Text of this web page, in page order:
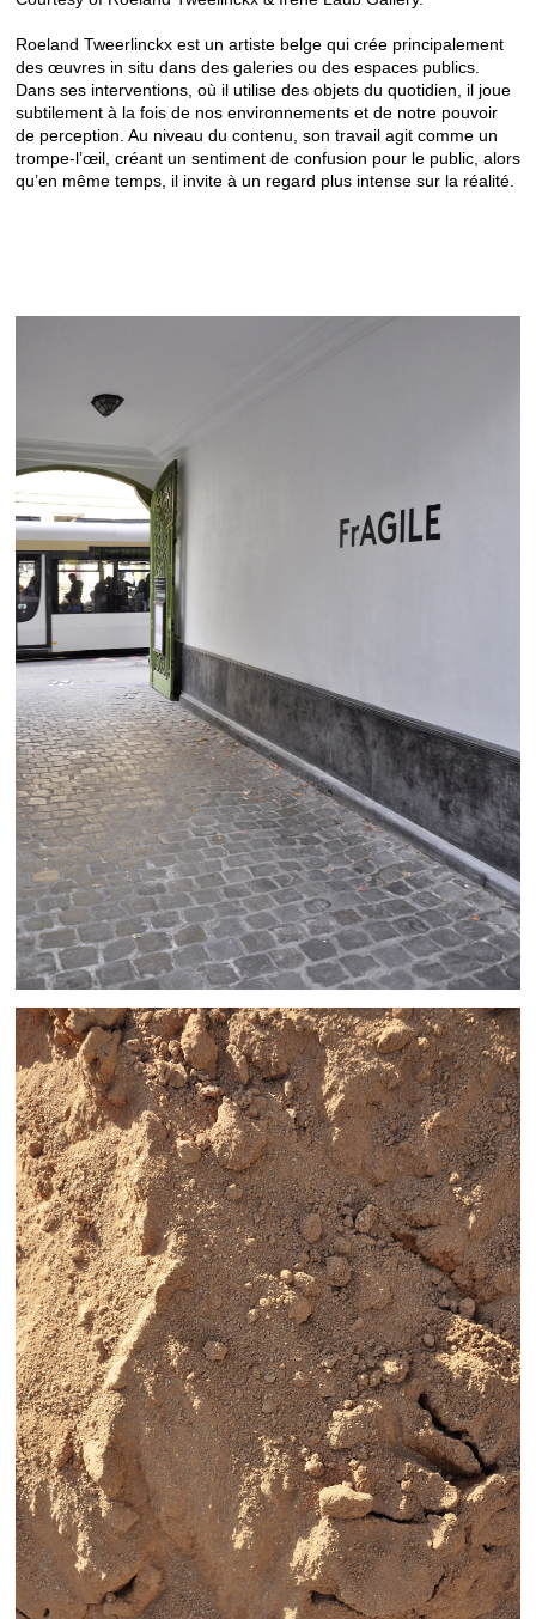
Roeland Tweerlinckx est un artiste belge qui crée principalement
des œuvres in situ dans des galeries ou des espaces publics.
Dans ses interventions, où il utilise des objets du quotidien, il joue
subtilement à la fois de nos environnements et de notre pouvoir
de perception. Au niveau du contenu, son travail agit comme un
trompe-l’œil, créant un sentiment de confusion pour le public, alors
qu’en même temps, il invite à un regard plus intense sur la réalité.